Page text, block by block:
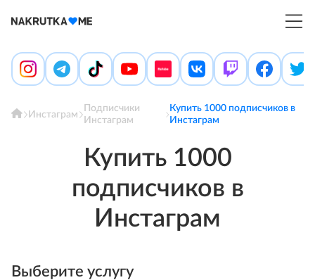
Создать аккаунт
Главная
Условия и правила
Отзывы
Инстаграм
Подписчики
Инстаграм
Купить 1000 подписчиков в
Инстаграм
Купить 1000
подписчиков в
Инстаграм
Выберите услугу